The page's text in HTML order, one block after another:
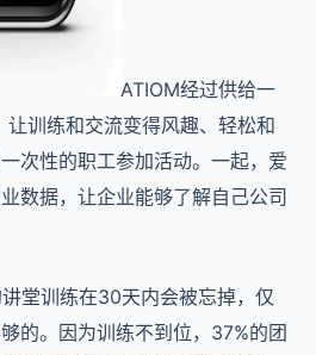
ATIOM经过供给一
让训练和交流变得风趣、轻松和
次性的职工参加活动。一起，爱
数据，让企业能够了解自己公司
堂训练在30天内会被忘掉，仅
的。因为训练不到位，37%的团